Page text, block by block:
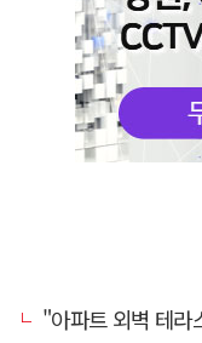
"아파트 외벽 테라